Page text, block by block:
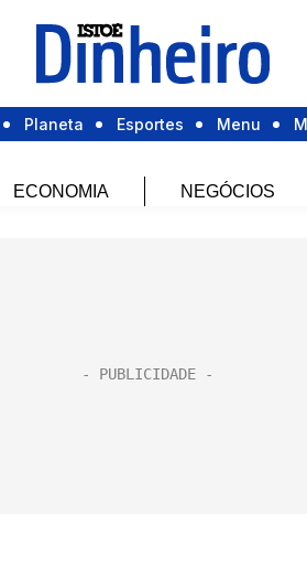
Planeta Esportes Menu
ECONOMIA NEGÓCIOS